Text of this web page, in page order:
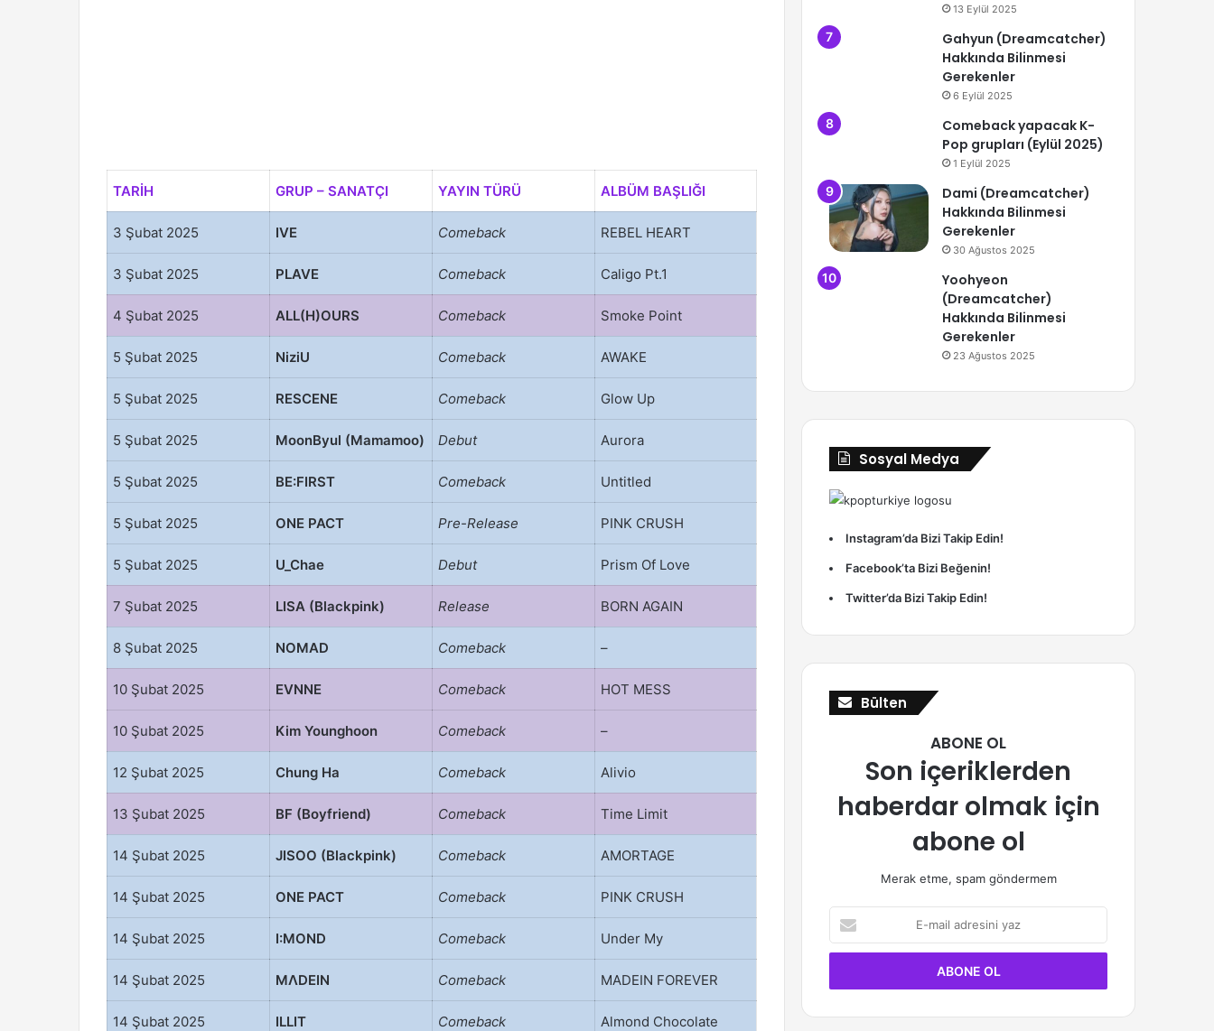
TARİH GRUP – SANATÇI YAYIN TÜRÜ ALBÜM BAŞLIĞI
3 Şubat 2025 IVE Comeback REBEL HEART
3 Şubat 2025 PLAVE Comeback Caligo Pt.1
4 Şubat 2025 ALL(H)OURS Comeback Smoke Point
5 Şubat 2025 NiziU Comeback AWAKE
5 Şubat 2025 RESCENE Comeback Glow Up
5 Şubat 2025 MoonByul (Mamamoo) Debut Aurora
5 Şubat 2025 BE:FIRST Comeback Untitled
5 Şubat 2025 ONE PACT Pre-Release PINK CRUSH
5 Şubat 2025 U_Chae Debut Prism Of Love
7 Şubat 2025 LISA (Blackpink) Release BORN AGAIN
8 Şubat 2025 NOMAD Comeback –
10 Şubat 2025 EVNNE Comeback HOT MESS
10 Şubat 2025 Kim Younghoon Comeback –
12 Şubat 2025 Chung Ha Comeback Alivio
13 Şubat 2025 BF (Boyfriend) Comeback Time Limit
14 Şubat 2025 JISOO (Blackpink) Comeback AMORTAGE
14 Şubat 2025 ONE PACT Comeback PINK CRUSH
14 Şubat 2025 I:MOND Comeback Under My
14 Şubat 2025 MΛDEIN Comeback MADEIN FOREVER
14 Şubat 2025 ILLIT Comeback Almond Chocolate
13 Eylül 2025
Gahyun (Dreamcatcher)
Hakkında Bilinmesi
Gerekenler
6 Eylül 2025
Comeback yapacak K-
Pop grupları (Eylül 2025)
1 Eylül 2025
Dami (Dreamcatcher)
Hakkında Bilinmesi
Gerekenler
30 Ağustos 2025
Yoohyeon
(Dreamcatcher)
Hakkında Bilinmesi
Gerekenler
23 Ağustos 2025
Sosyal Medya
Instagram’da Bizi Takip Edin!
Facebook’ta Bizi Beğenin!
Twitter’da Bizi Takip Edin!
Bülten
ABONE OL
Son içeriklerden
haberdar olmak için
abone ol
Merak etme, spam göndermem
mail
adresini